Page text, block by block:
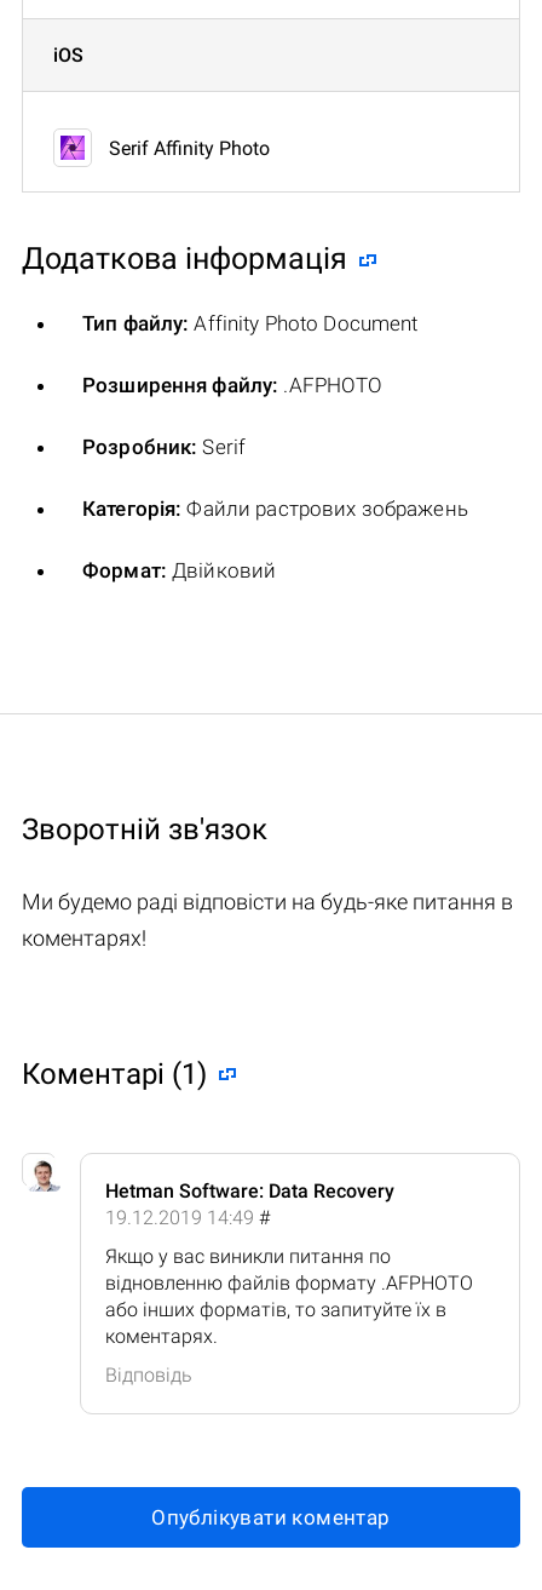
iOS
Serif Affinity Photo
Додаткова інформація
Тип файлу: Affinity Photo Document
Розширення файлу: .AFPHOTO
Розробник: Serif
Категорія: Файли растрових зображень
Формат: Двійковий
Зворотній зв'язок
Ми будемо раді відповісти на будь-яке питання в
коментарях!
Коментарі (1)
Hetman Software: Data Recovery
19.12.2019 14:49 #
Якщо у вас виникли питання по
відновленню файлів формату .AFPHOTO
або інших форматів, то запитуйте їх в
коментарях.
Відповідь
Опублікувати коментар